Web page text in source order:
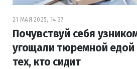
21 МАЯ 2025, 14:37
Почувствуй себя
угощали тюремной едой
тех, кто сидит